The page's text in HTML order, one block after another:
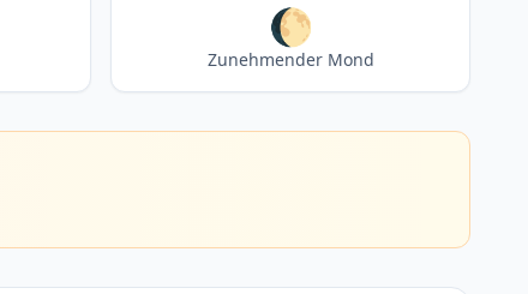
🌔
Zunehmender Mond